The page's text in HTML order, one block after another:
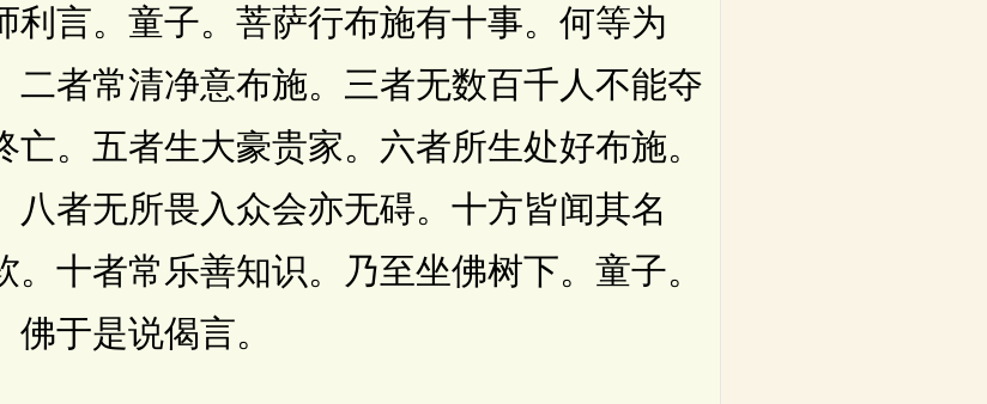
利言。童子。菩萨行布施有十事。何等为
二者常清净意布施。三者无数百千人不能夺
。五者生大豪贵家。六者所生处好布施。
八者无所畏入众会亦无碍。十方皆闻其名
十者常乐善知识。乃至坐佛树下。童子。
于是说偈言。